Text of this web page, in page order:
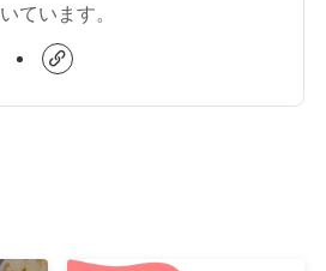
いています。